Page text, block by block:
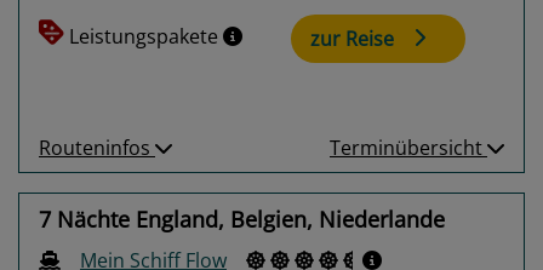
Leistungspakete
zur Reise
Routeninfos Terminübersicht
7 Nächte England, Belgien, Niederlande
Mein Schiff Flow